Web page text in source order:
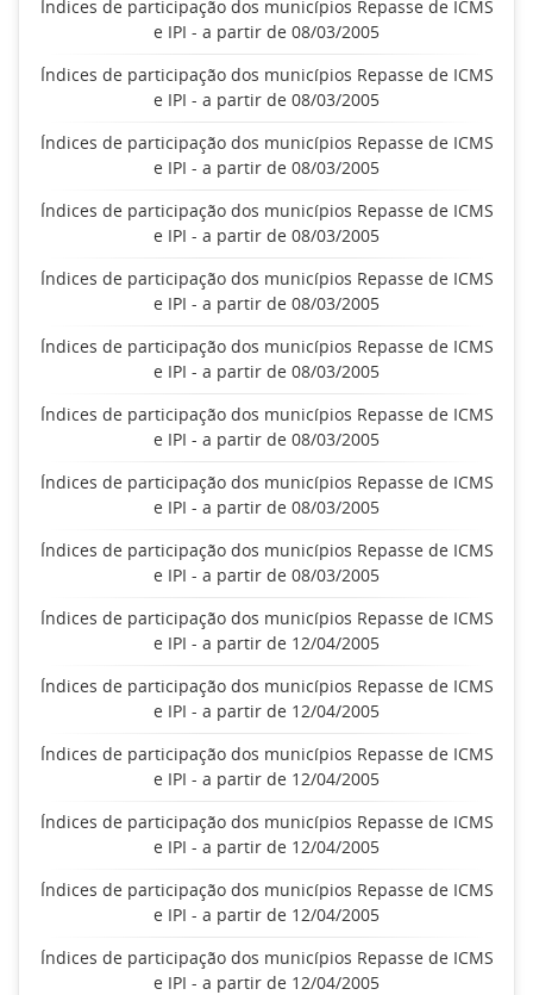
Índices de participação dos municípios Repasse de ICMS
e IPI - a partir de 08/03/2005
Índices de participação dos municípios Repasse de ICMS
e IPI - a partir de 08/03/2005
Índices de participação dos municípios Repasse de ICMS
e IPI - a partir de 08/03/2005
Índices de participação dos municípios Repasse de ICMS
e IPI - a partir de 08/03/2005
Índices de participação dos municípios Repasse de ICMS
e IPI - a partir de 08/03/2005
Índices de participação dos municípios Repasse de ICMS
e IPI - a partir de 08/03/2005
Índices de participação dos municípios Repasse de ICMS
e IPI - a partir de 08/03/2005
Índices de participação dos municípios Repasse de ICMS
e IPI - a partir de 08/03/2005
Índices de participação dos municípios Repasse de ICMS
e IPI - a partir de 08/03/2005
Índices de participação dos municípios Repasse de ICMS
e IPI - a partir de 12/04/2005
Índices de participação dos municípios Repasse de ICMS
e IPI - a partir de 12/04/2005
Índices de participação dos municípios Repasse de ICMS
e IPI - a partir de 12/04/2005
Índices de participação dos municípios Repasse de ICMS
e IPI - a partir de 12/04/2005
Índices de participação dos municípios Repasse de ICMS
e IPI - a partir de 12/04/2005
Índices de participação dos municípios Repasse de ICMS
e IPI - a partir de 12/04/2005